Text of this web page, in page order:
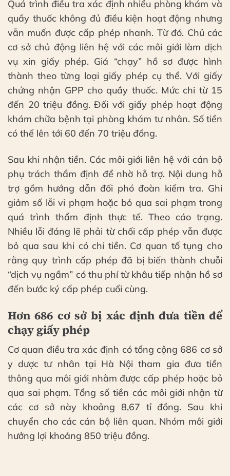
Quá trình điều tra xác định nhiều phòng khám và
quầy thuốc không đủ điều kiện hoạt động nhưng
vẫn muốn được cấp phép nhanh. Từ đó. Chủ các
cơ sở chủ động liên hệ với các môi giới làm dịch
vụ xin giấy phép. Giá “chạy” hồ sơ được hình
thành theo từng loại giấy phép cụ thể. Với giấy
chứng nhận GPP cho quầy thuốc. Mức chi từ 15
đến 20 triệu đồng. Đối với giấy phép hoạt động
khám chữa bệnh tại phòng khám tư nhân. Số tiền
có thể lên tới 60 đến 70 triệu đồng.
Sau khi nhận tiền. Các môi giới liên hệ với cán bộ
phụ trách thẩm định để nhờ hỗ trợ. Nội dung hỗ
trợ gồm hướng dẫn đối phó đoàn kiểm tra. Ghi
giảm số lỗi vi phạm hoặc bỏ qua sai phạm trong
quá trình thẩm định thực tế. Theo cáo trạng.
Nhiều lỗi đáng lẽ phải từ chối cấp phép vẫn được
bỏ qua sau khi có chi tiền. Cơ quan tố tụng cho
rằng quy trình cấp phép đã bị biến thành chuỗi
“dịch vụ ngầm” có thu phí từ khâu tiếp nhận hồ sơ
đến bước ký cấp phép cuối cùng.
Hơn 686 cơ sở bị xác định đưa tiền để
chạy giấy phép
Cơ quan điều tra xác định có tổng cộng 686 cơ sở
y dược tư nhân tại Hà Nội tham gia đưa tiền
thông qua môi giới nhằm được cấp phép hoặc bỏ
qua sai phạm. Tổng số tiền các môi giới nhận từ
các cơ sở này khoảng 8,67 tỉ đồng. Sau khi
chuyển cho các cán bộ liên quan. Nhóm môi giới
hưởng lợi khoảng 850 triệu đồng.